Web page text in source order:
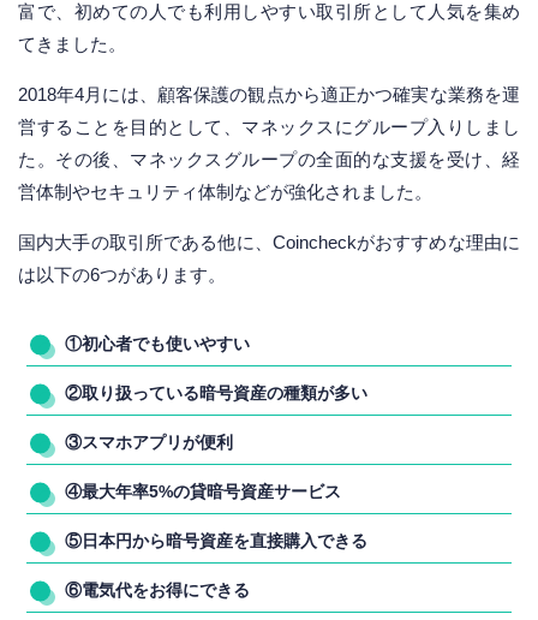
富で、初めての人でも利用しやすい取引所として人気を集め
てきました。
2018年4月には、顧客保護の観点から適正かつ確実な業務を運
営することを目的として、マネックスにグループ入りしまし
た。その後、マネックスグループの全面的な支援を受け、経
営体制やセキュリティ体制などが強化されました。
国内大手の取引所である他に、Coincheckがおすすめな理由に
は以下の6つがあります。
①初心者でも使いやすい
②取り扱っている暗号資産の種類が多い
③スマホアプリが便利
④最大年率5%の貸暗号資産サービス
⑤日本円から暗号資産を直接購入できる
⑥電気代をお得にできる